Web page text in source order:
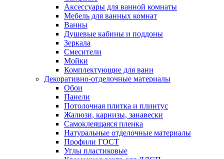
Аксессуары для ванной комнаты
Мебель для ванных комнат
Ванны
Душевые кабины и поддоны
Зеркала
Смесители
Мойки
Комплектующие для ванн
Декоративно-отделочные материалы
Обои
Панели
Потолочная плитка и плинтус
Жалюзи, карнизы, занавески
Самоклеящаяся пленка
Натуральные отделочные материалы
Профили ГОСТ
Углы пластиковые